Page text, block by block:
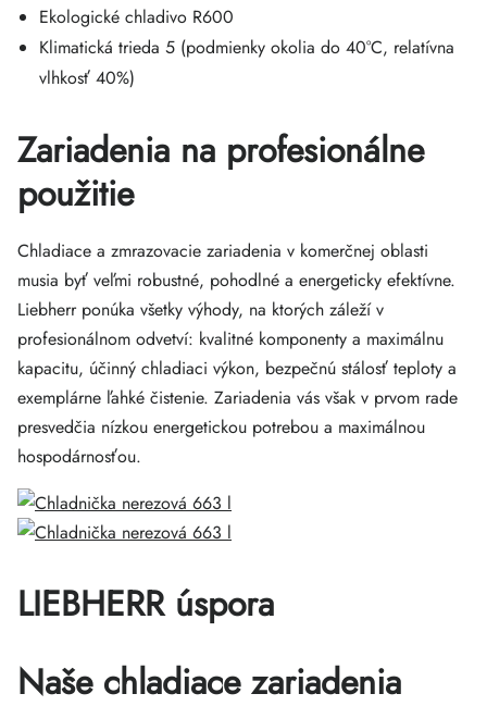
Ekologické chladivo R600
Klimatická trieda 5 (podmienky okolia do 40°C, relatívna
vlhkosť 40%)
Zariadenia na profesionálne
použitie
Chladiace a zmrazovacie zariadenia v komerčnej oblasti
musia byť veľmi robustné, pohodlné a energeticky efektívne.
Liebherr ponúka všetky výhody, na ktorých záleží v
profesionálnom odvetví: kvalitné komponenty a maximálnu
kapacitu, účinný chladiaci výkon, bezpečnú stálosť teploty a
exemplárne ľahké čistenie. Zariadenia vás však v prvom rade
presvedčia nízkou energetickou potrebou a maximálnou
hospodárnosťou.
LIEBHERR úspora
Naše chladiace zariadenia